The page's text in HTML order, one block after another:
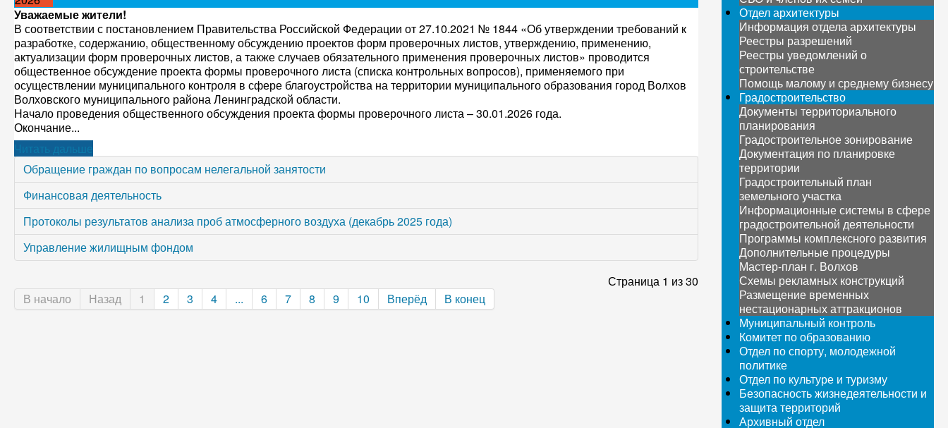
Уважаемые жители!
В соответствии с постановлением Правительства Российской Федерации от 27.10.2021 № 1844 «Об утверждении требований к
разработке, содержанию, общественному обсуждению проектов форм проверочных листов, утверждению, применению,
актуализации форм проверочных листов, а также случаев обязательного применения проверочных листов» проводится
общественное обсуждение проекта формы проверочного листа (списка контрольных вопросов), применяемого при
осуществлении муниципального контроля в сфере благоустройства на территории муниципального образования город Волхов
Волховского муниципального района Ленинградской области.
Начало проведения общественного обсуждения проекта формы проверочного листа – 30.01.2026 года.
Окончание...
Читать дальше
Обращение граждан по вопросам нелегальной занятости
Финансовая деятельность
Протоколы результатов анализа проб атмосферного воздуха (декабрь 2025 года)
Управление жилищным фондом
Страница 1 из 30
В начало
Назад 1 2 3 4 ... 6 7 8 9 10 Вперёд В конец
Отдел архитектуры
Информация отдела архитектуры
Реестры разрешений
Реестры уведомлений о
строительстве
Помощь малому и среднему бизнесу
Градостроительство
Документы территориального
планирования
Градостроительное зонирование
Документация по планировке
территории
Градостроительный план
земельного участка
Информационные системы в сфере
градостроительной деятельности
Программы комплексного развития
Дополнительные процедуры
Мастер-план г. Волхов
Схемы рекламных конструкций
Размещение временных
нестационарных аттракционов
Муниципальный контроль
Комитет по образованию
Отдел по спорту, молодежной
политике
Отдел по культуре и туризму
Безопасность жизнедеятельности и
защита территорий
Архивный отдел